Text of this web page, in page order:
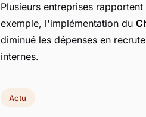
Plusieurs entreprises
exemple, l'implémentation du
diminué les dépenses en
internes.
Actu